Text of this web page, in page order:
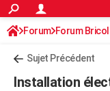
ACTUALITÉS
Politique
Société
Faits Divers
Education
Monde
Villes
+
Forum Forum
Sujet Précédent
Installation